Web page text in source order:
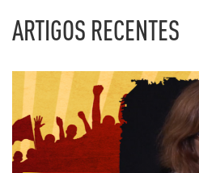
ARTIGOS RECENTES